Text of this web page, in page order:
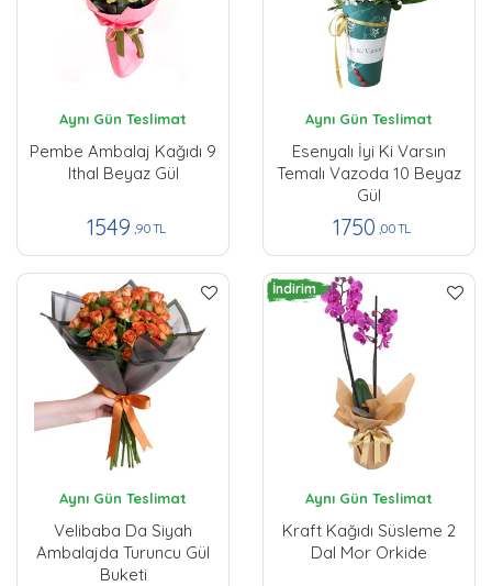
Aynı Gün Teslimat
Pembe Ambalaj Kağıdı 9
Ithal Beyaz Gül
1549 ,90 TL
Aynı Gün Teslimat
Esenyalı İyi Ki Varsın
Temalı Vazoda 10 Beyaz
Gül
1750 ,00 TL
Aynı Gün Teslimat
Velibaba Da Siyah
Ambalajda Turuncu Gül
Buketi
İndirim
Aynı Gün Teslimat
Kraft Kağıdı Süsleme 2
Dal Mor Orkide